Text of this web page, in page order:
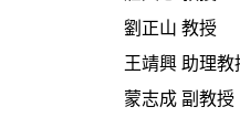
劉正山 教授
王靖興 助理教授
蒙志成 副教授